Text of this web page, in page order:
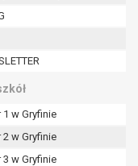
1 w Gryfinie
2 w Gryfinie
3 w Gryfinie
i